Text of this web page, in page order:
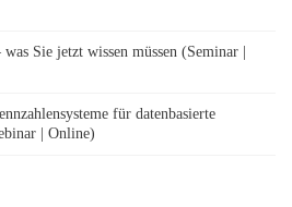
Sie jetzt wissen müssen (Seminar |
für datenbasierte
| Online)